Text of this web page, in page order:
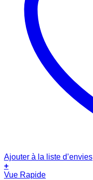
Ajouter à la liste d’envies
+
Vue Rapide